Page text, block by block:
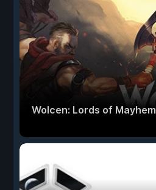
Wolcen: Lords of Mayhem